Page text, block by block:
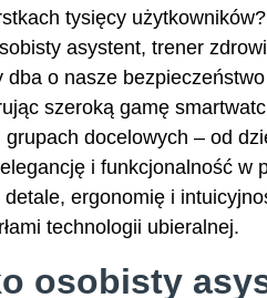
tysięcy użytkowników?
asystent, trener
o nasze
szeroką gamę
docelowych – od
i funkcjonalność w
ergonomię i
technologii ubieralnej.
osobisty